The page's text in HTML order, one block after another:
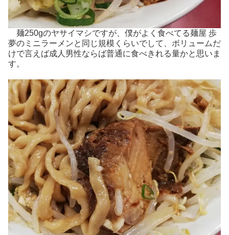
麺250gのヤサイマシですが、僕がよく食べてる麺屋 歩
夢のミニラーメンと同じ規模くらいでして、ボリュームだ
けで言えば成人男性ならば普通に食べきれる量かと思いま
す。